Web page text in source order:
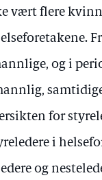
vært flere
og i
for
i
og